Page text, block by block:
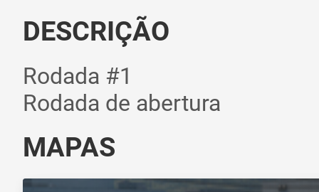
DESCRIÇÃO
Rodada #1
Rodada de abertura
MAPAS